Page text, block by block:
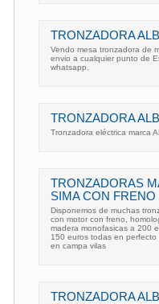
TRONZADORA
Vendo mesa tronzadora de
envio a cualquier punto de
whatsapp.
TRONZADORA
Tronzadora eléctrica marca
TRONZADORAS
SIMA CON FRENO
Disponemos de muchas
con motor con freno,
madera monofasicas a 200
150 euros todas en
en campa vilas
TRONZADORA